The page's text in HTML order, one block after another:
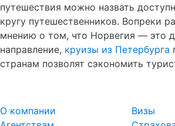
путешествия можно назвать
кругу путешественников. Вопреки
мнению о том, что Норвегия — это
направление, круизы из Петербурга
странам позволят сэкономить
О компании
Визы